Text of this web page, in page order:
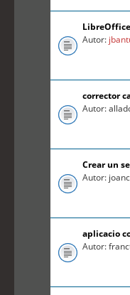
Autor:
corrector
Autor:
Crear un
Autor:
aplicacio
Autor: